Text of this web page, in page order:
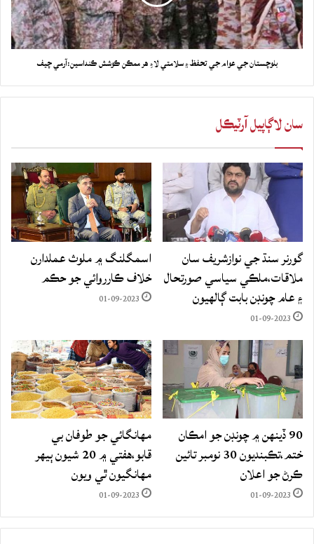
بلوچستان جي عوام جي تحفظ ۽ سلامتي لاءِ هر ممڪن ڪوشش ڪنداسين:آرمي چيف
سان لاڳاپيل آرٽيڪل
گورنر سنڌ جي نوازشريف سان
ملاقات،ملڪي سياسي صورتحال
۽ عام چونڊن بابت ڳالهيون
01-09-2023
اسمگلنگ ۾ ملوث عملدارن
خلاف ڪارروائي جو حڪم
01-09-2023
90 ڏينهن ۾ چونڊن جو امڪان
ختم،تڪبنديون 30 نومبر تائين
ڪرڻ جو اعلان
01-09-2023
مهانگائي جو طوفان بي
قابو،هفتي ۾ 20 شيون ٻيهر
مهانگيون ٿي ويون
01-09-2023